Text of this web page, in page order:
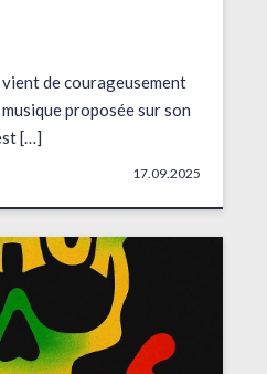
de courageusement
proposée sur son
[…]
17.09.2025